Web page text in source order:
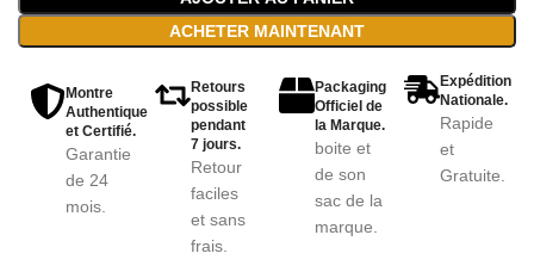
ACHETER MAINTENANT
Montre
Authentique
et Certifié.
Garantie
de 24
mois.
Retours
possible
pendant
7 jours.
Retour
faciles
et sans
frais.
Packaging
Officiel de
la Marque.
boite et
de son
sac de la
marque.
Expédition
Nationale.
Rapide
et
Gratuite.